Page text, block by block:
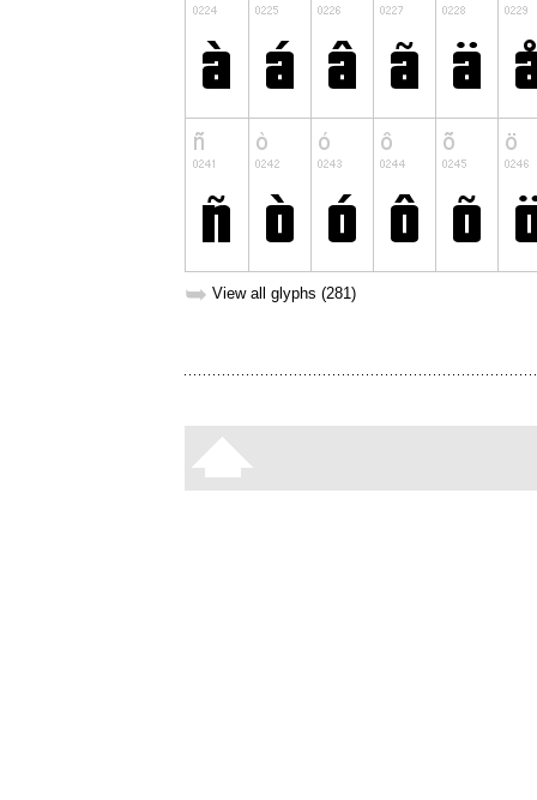
➥ View all glyphs (281)